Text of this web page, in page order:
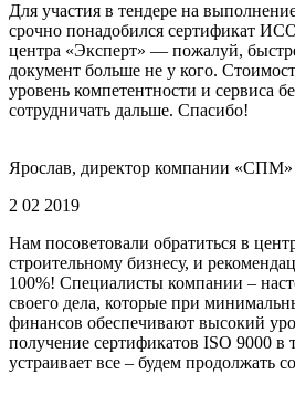
Для участия в тендере на
срочно понадобился сертификат
центра «Эксперт» — пожалуй,
документ больше не у кого.
уровень компетентности и сервиса
сотрудничать дальше. Спасибо!
Ярослав, директор компании «СПМ»
2 02 2019
Нам посоветовали обратиться в
строительному бизнесу, и
100%! Специалисты компании –
своего дела, которые при
финансов обеспечивают высокий
получение сертификатов ISO 9000 в
устраивает все – будем продолжать